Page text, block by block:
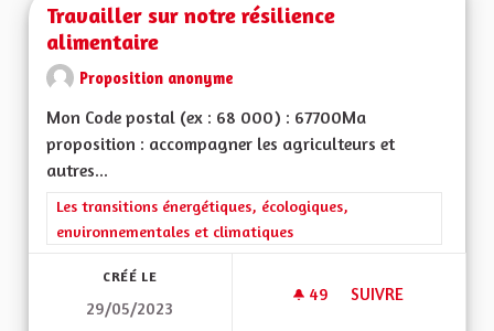
Travailler sur notre résilience
alimentaire
Proposition anonyme
Mon Code postal (ex : 68 000) : 67700Ma
proposition : accompagner les agriculteurs et
autres...
Filtrer les résultats de la catégorie : Les transitions
Les transitions énergétiques, écologiques,
environnementales et climatiques
CRÉÉ LE
29/05/2023
49 49 ABONNÉS
SUIVRE